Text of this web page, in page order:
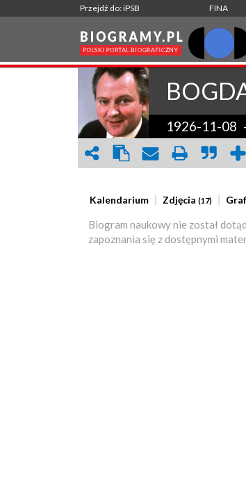
Przejdź do: iPSB FINA
1926-11-08
Kalendarium Zdjęcia(17)
Biogram naukowy nie został
zapoznania się z dostępnymi